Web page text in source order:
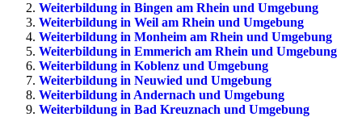
Weiterbildung in Bingen am Rhein und Umgebung
Weiterbildung in Weil am Rhein und Umgebung
Weiterbildung in Monheim am Rhein und Umgebung
Weiterbildung in Emmerich am Rhein und Umgebung
Weiterbildung in Koblenz und Umgebung
Weiterbildung in Neuwied und Umgebung
Weiterbildung in Andernach und Umgebung
Weiterbildung in Bad Kreuznach und Umgebung